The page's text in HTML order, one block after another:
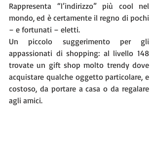
Rappresenta “l’indirizzo” più cool nel
mondo, ed è certamente il regno di pochi
– e fortunati – eletti.
Un piccolo suggerimento per gli
appassionati di shopping: al livello 148
trovate un gift shop molto trendy dove
acquistare qualche oggetto particolare, e
costoso, da portare a casa o da regalare
agli amici.